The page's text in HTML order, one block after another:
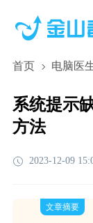
首页 电脑医
系统提示
方法
2023-12-09
文章摘要